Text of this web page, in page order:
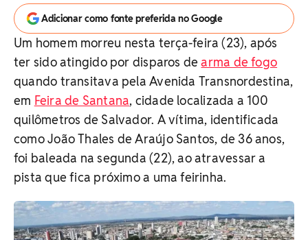
Adicionar como fonte preferida no Google
Um homem morreu nesta terça-feira (23), após
ter sido atingido por disparos dearma de fogo
quando transitava pela Avenida Transnordestina,
em Feira de Santana, cidade localizada a 100
quilômetros de Salvador. A vítima, identificada
como João Thales de Araújo Santos, de 36 anos,
foi baleada na segunda (22), ao atravessar a
pista que fica próximo a uma feirinha.